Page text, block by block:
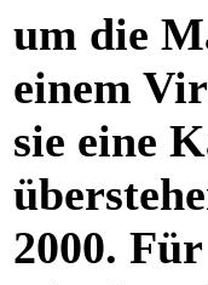
um die
einem
sie eine
2000.